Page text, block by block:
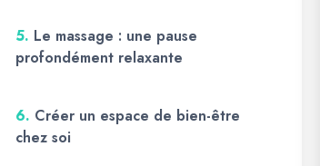
5. Le massage : une pause
profondément relaxante
6. Créer un espace de bien-être
chez soi